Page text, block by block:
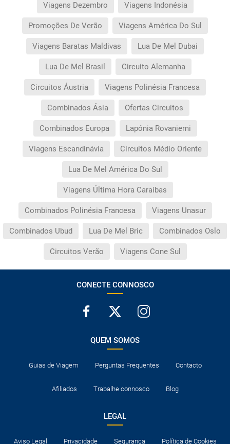
Viagens Dezembro Viagens Indonésia
Promoções De Verão Viagens América Do Sul
Viagens Baratas Maldivas Lua De Mel Dubai
Lua De Mel Brasil Circuito Alemanha
Circuitos Áustria Viagens Polinésia Francesa
Combinados Ásia Ofertas Circuitos
Combinados Europa Lapónia Rovaniemi
Viagens Escandinávia Circuitos Médio Oriente
Lua De Mel América Do Sul
Viagens Última Hora Caraíbas
Combinados Polinésia Francesa Viagens Unasur
Combinados Ubud Lua De Mel Bric Combinados Oslo
Circuitos Verão Viagens Cone Sul
CONECTE CONNOSCO
QUEM SOMOS
Guias de Viagem Perguntas Frequentes Contacto
Afiliados Trabalhe connosco Blog
LEGAL
Aviso Legal Privacidade Segurança Política de Cookies